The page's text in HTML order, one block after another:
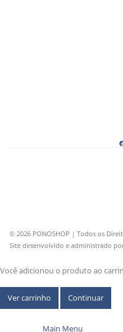
© 2026 PONOSHOP | Todos os
Site desenvolvido e administrado
Você adicionou o produto ao
Ver carrinho Continuar
Main Menu